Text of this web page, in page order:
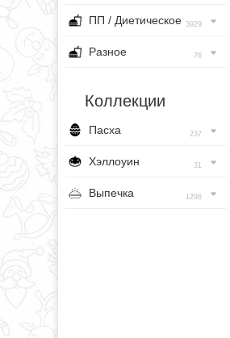
ПП / Диетическое 3929
Разное 76
Коллекции
Пасха 237
Хэллоуин 31
Выпечка 1296